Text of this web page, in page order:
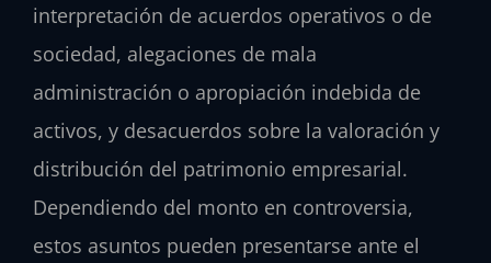
interpretación de acuerdos operativos o de
sociedad, alegaciones de mala
administración o apropiación indebida de
activos, y desacuerdos sobre la valoración y
distribución del patrimonio empresarial.
Dependiendo del monto en controversia,
estos asuntos pueden presentarse ante el